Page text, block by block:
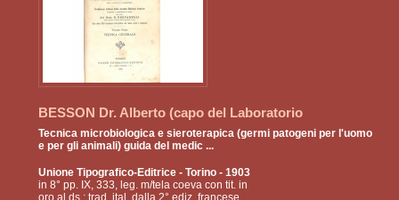
BESSON Dr. Alberto (capo del Laboratorio
batteriologico degli Ospedali Militari)
Tecnica microbiologica e sieroterapica (germi patogeni per l'uomo
e per gli animali) guida del medic ...
Unione Tipografico-Editrice- Torino - 1903
in 8° pp. IX, 333, leg. m/tela coeva con tit. in
oro al ds.; trad. ital. dalla 2° ediz. francese